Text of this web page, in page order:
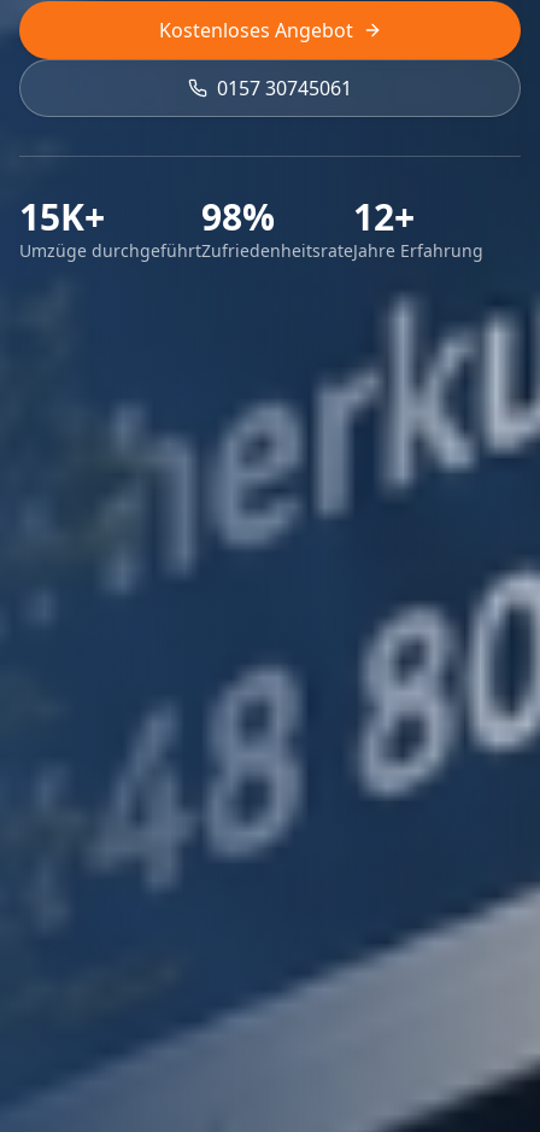
Kostenloses Angebot
0157 30745061
15K+
Umzüge durchgeführt
98%
Zufriedenheitsrate
12+
Jahre Erfahrung